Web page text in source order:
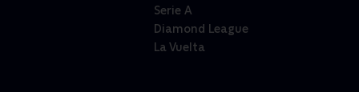
Serie A
Diamond League
La Vuelta